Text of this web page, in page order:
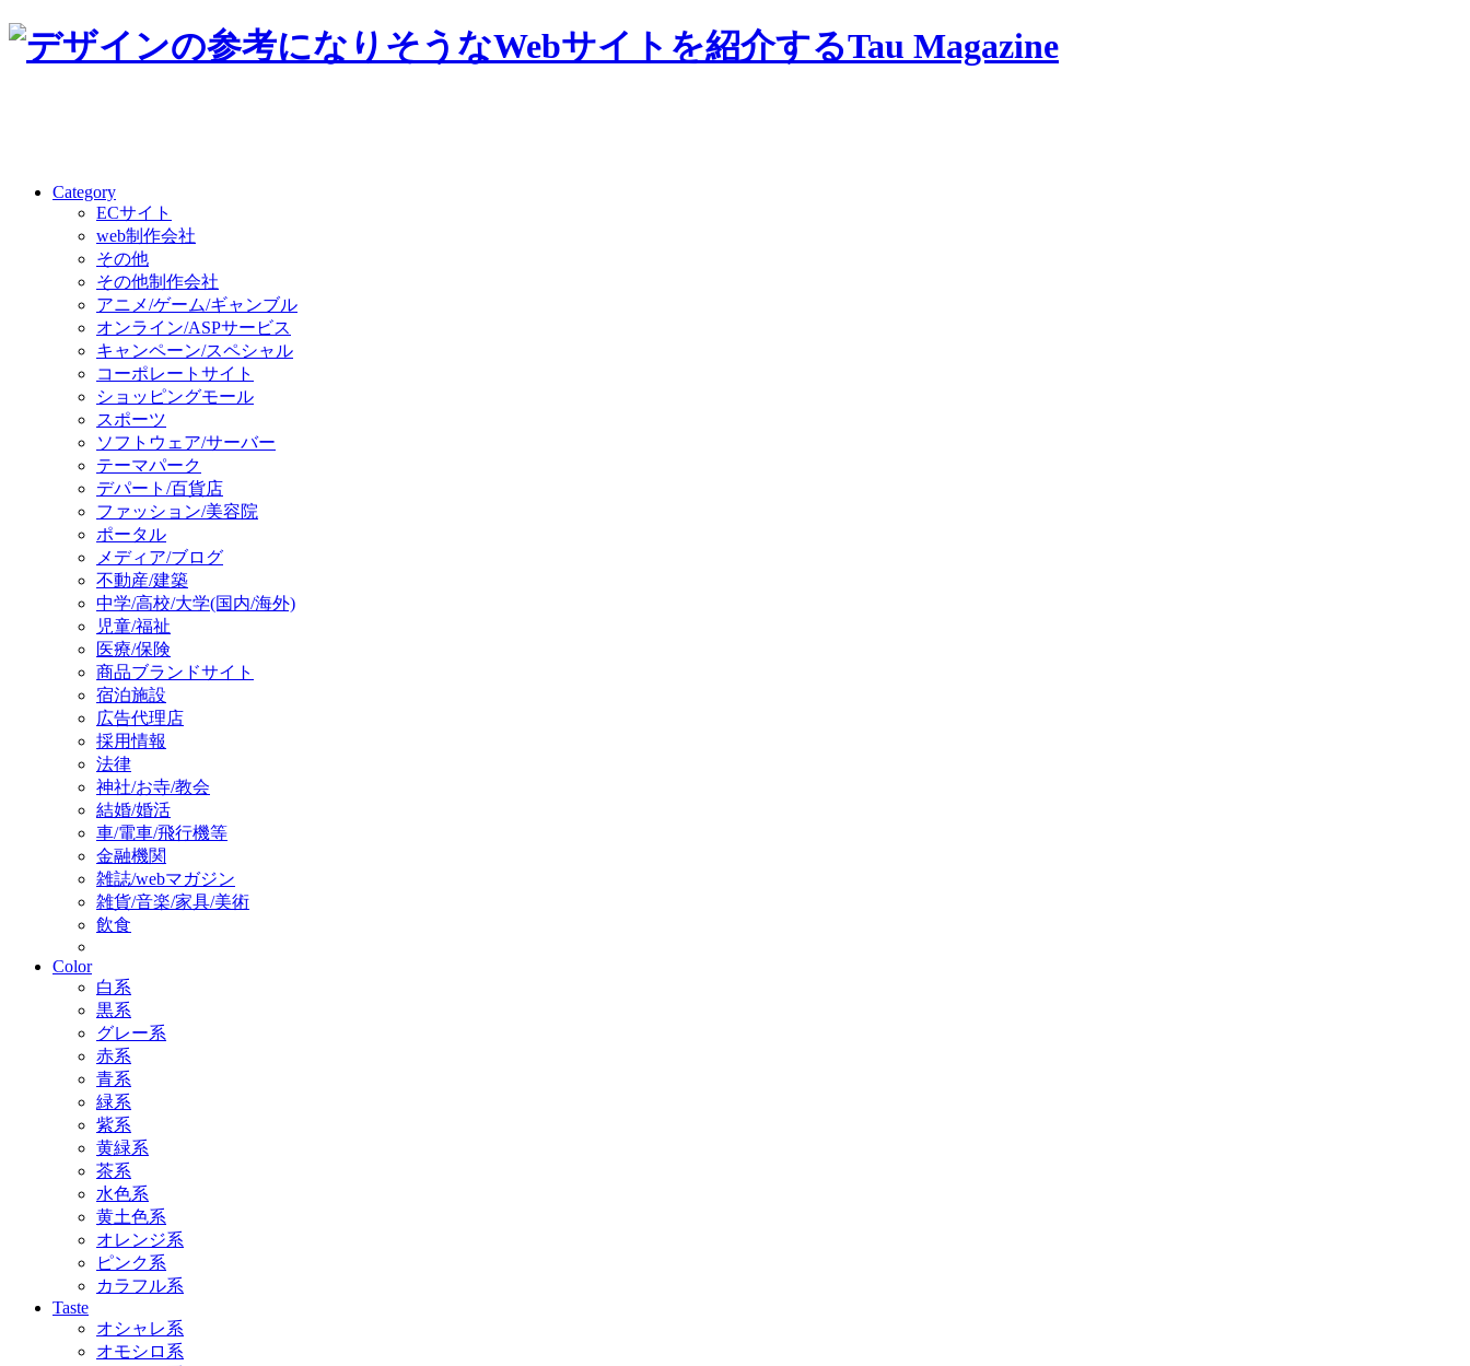
Category
ECサイト
web制作会社
その他
その他制作会社
アニメ/ゲーム/ギャンブル
オンライン/ASPサービス
キャンペーン/スペシャル
コーポレートサイト
ショッピングモール
スポーツ
ソフトウェア/サーバー
テーマパーク
デパート/百貨店
ファッション/美容院
ポータル
メディア/ブログ
不動産/建築
中学/高校/大学(国内/海外)
児童/福祉
医療/保険
商品ブランドサイト
宿泊施設
広告代理店
採用情報
法律
神社/お寺/教会
結婚/婚活
車/電車/飛行機等
金融機関
雑誌/webマガジン
雑貨/音楽/家具/美術
飲食
Color
白系
黒系
グレー系
赤系
青系
緑系
紫系
黄緑系
茶系
水色系
黄土色系
オレンジ系
ピンク系
カラフル系
Taste
オシャレ系
オモシロ系